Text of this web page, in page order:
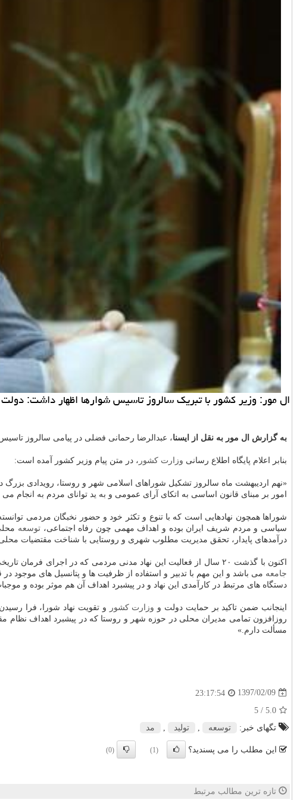
ال مور: وزیر كشور با تبریك سالروز تاسیس شوارها اظهار داشت:
به گزارش ال مور به نقل از ایسنا، عبدالرضا رحمانی فضلی در پیامی سالروز
بنابر اعلام پایگاه اطلاع رسانی وزارت كشور ، در متن پیام وزیر كشور آمده است:
«نهم اردیبهشت ماه سالروز تشكیل شوراهای اسلامی شهر و روستا، رویدادی
امور بر مبنای قانون اساسی به اتكای آرای عمومی و به ید توانای مردم به انجام
شوراها همچون نهادهایی است كه با تنوع و تكثر خود و حضور نخبگان مردمی
سیاسی و مردم شریف ایران بوده و اهداف مهمی چون رفاه اجتماعی، توسعه
درآمدهای پایدار، تحقق مدیریت مطلوب شهری و روستایی با شناخت مقتضیات
اكنون با گذشت ۲۰ سال از فعالیت این نهاد مدنی مردمی كه در اجرای فرمان تاریخی معمار بزرگ و فرزانه انقلاب اسلامی پا به عرصه گذاشته است، توانمندی و بالندگی بیش از پیش از مدیریت امور محلی مورد انتظار عموم
جامعه می باشد و این مهم با تدبیر و استفاده از ظرفیت ها و پتانسیل های موجود
دستگاه های مرتبط در كارآمدی این نهاد و در پیشبرد اهداف آن هم موثر بوده و
اینجانب ضمن تاكید بر حمایت دولت و وزارت كشور
و تقویت نهاد شورا، فرا
روزافزون تمامی مدیران محلی در حوزه شهر و روستا كه در پیشبرد اهداف
مسألت دارم.»
1397/02/09
23:17:54
5.0
/ 5
تگهای خبر:
توسعه , تولید , مد
این مطلب را می پسندید؟ (1)
(0)
تازه ترین مطالب مرتبط